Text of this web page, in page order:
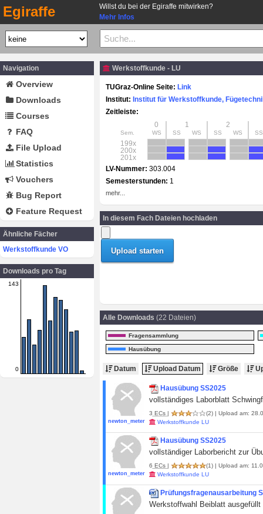
Egiraffe
Willst du bei der Egiraffe mitwirken?
Mehr Infos
Navigation
Overview
Downloads
Courses
FAQ
File Upload
Statistics
Vouchers
Bug Report
Feature Request
Ähnliche Fächer
Werkstoffkunde VO
Downloads pro Tag
143
0
Werkstoffkunde - LU
TUGraz-Online Seite: Link
Institut: Institut für Werkstoffkunde,
Zeitleiste:
0
1 2
Sem. WS SS WS SS WS SS
199x
200x
201x
LV-Nummer: 303.004
Semesterstunden: 1
mehr...
In diesem Fach Dateien hochladen
Alle Downloads (22 Dateien)
Fragensammlung
Hausübung
Datum Upload Datum Größe
newton_meter
Hausübung SS2025
vollständiges Laborblatt
3 ECs | (2) | Upload am:
Werkstoffkunde LU
newton_meter
Hausübung SS2025
vollständiger Laborbericht zur
6 ECs | (1) | Upload am:
Werkstoffkunde LU
Prüfungsfragenausarbeitung
Werkstoffwahl Beiblatt ausgefüllt